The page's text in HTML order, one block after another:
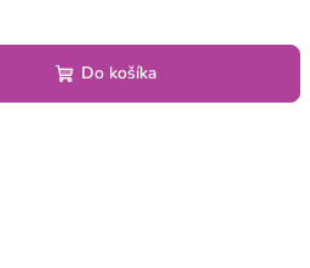
Do košíka